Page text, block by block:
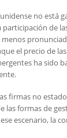
no está
participación de
el precio de
ha sido
firmas no
las formas de
escenario, la